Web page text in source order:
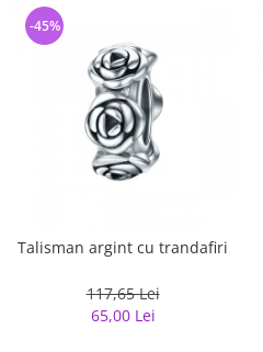
Talisman argint cu trandafiri
117,65 Lei
65,00 Lei
-45%